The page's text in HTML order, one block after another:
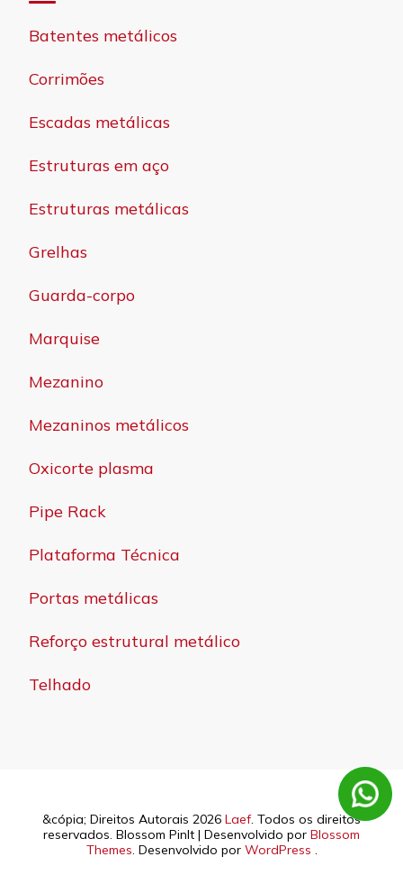
Batentes metálicos
Corrimões
Escadas metálicas
Estruturas em aço
Estruturas metálicas
Grelhas
Guarda-corpo
Marquise
Mezanino
Mezaninos metálicos
Oxicorte plasma
Pipe Rack
Plataforma Técnica
Portas metálicas
Reforço estrutural metálico
Telhado
&cópia; Direitos Autorais 2026 Laef. Todos os direitos
reservados. Blossom PinIt | Desenvolvido por Blossom
Themes. Desenvolvido por WordPress .